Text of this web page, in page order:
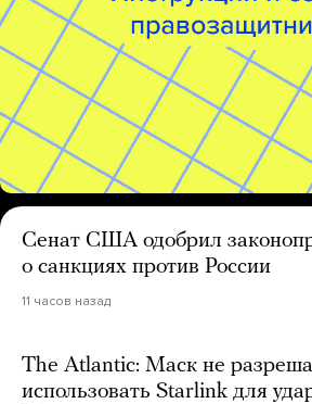
Сенат США одобрил
о санкциях против России
11 часов назад
The Atlantic: Маск не
использовать Starlink для